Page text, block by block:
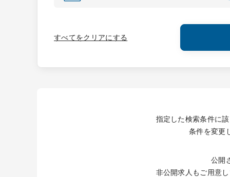
すべてをクリアにする
指定した検索条件に
条件を変更
公開
非公開求人もご用意